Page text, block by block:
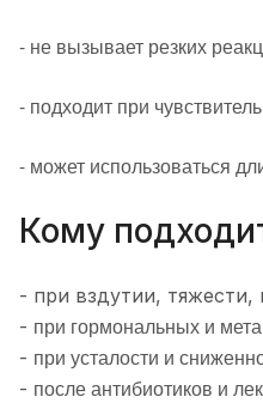
- не вызывает резких
- подходит при
- может использоваться
Кому
- при вздутии, тяжести,
- при гормональных и
- при усталости и
- после антибиотиков и